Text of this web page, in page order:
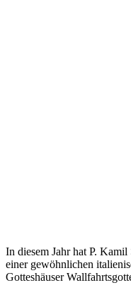
In diesem Jahr hat P.
einer gewöhnlichen
Gotteshäuser